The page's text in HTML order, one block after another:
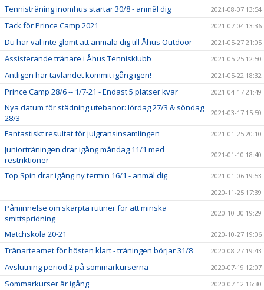
Tennisträning inomhus startar 30/8 - anmäl dig 2021-08-07 13:54
Tack för Prince Camp 2021 2021-07-04 13:36
Du har väl inte glömt att anmäla dig till Åhus Outdoor 2021-05-27 21:05
Assisterande tränare i Åhus Tennisklubb 2021-05-25 12:50
Äntligen har tävlandet kommit igång igen! 2021-05-22 18:32
Prince Camp 28/6 -- 1/7-21 - Endast 5 platser kvar 2021-04-17 21:49
Nya datum för städning utebanor: lördag 27/3 & söndag
28/3
2021-03-17 15:50
Fantastiskt resultat för julgransinsamlingen 2021-01-25 20:10
Juniorträningen drar igång måndag 11/1 med
restriktioner
2021-01-10 18:40
Top Spin drar igång ny termin 16/1 - anmäl dig
2021-01-06 19:53
2020-11-25 17:39
Påminnelse om skärpta rutiner för att minska
smittspridning
2020-10-30 19:29
Matchskola 20-21 2020-10-27 19:06
Tränarteamet för hösten klart - träningen börjar 31/8 2020-08-27 19:43
Avslutning period 2 på sommarkurserna 2020-07-19 12:07
Sommarkurser är igång 2020-07-12 16:30